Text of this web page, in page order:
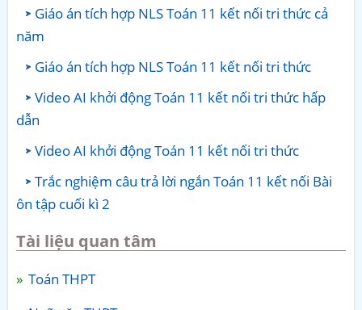
Giáo án tích hợp NLS Toán 11 kết nối tri thức cả
năm
Giáo án tích hợp NLS Toán 11 kết nối tri thức
Video AI khởi động Toán 11 kết nối tri thức hấp
dẫn
Video AI khởi động Toán 11 kết nối tri thức
Trắc nghiệm câu trả lời ngắn Toán 11 kết nối Bài
ôn tập cuối kì 2
Tài liệu quan tâm
Toán THPT